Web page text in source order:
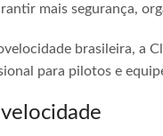
mais segurança,
brasileira, a
para pilotos e